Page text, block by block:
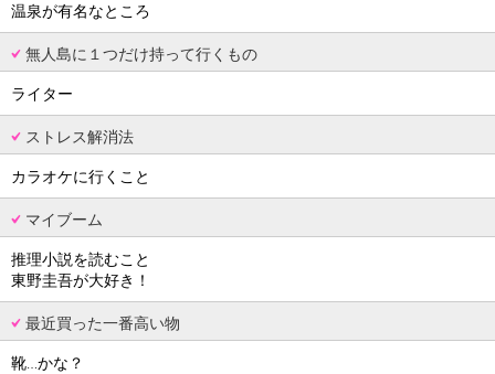
温泉が有名なところ
無人島に１つだけ持って行くもの
ライター
ストレス解消法
カラオケに行くこと
マイブーム
推理小説を読むこと
東野圭吾が大好き！
最近買った一番高い物
靴…かな？